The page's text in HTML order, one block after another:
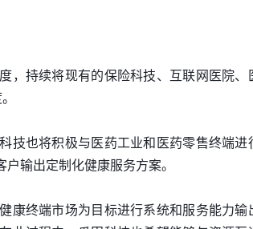
，持续将现有的保险科技、互联网医院、
技也将积极与医药工业和医药零售终端进
输出定制化健康服务方案。
康终端市场为目标进行系统和服务能力输